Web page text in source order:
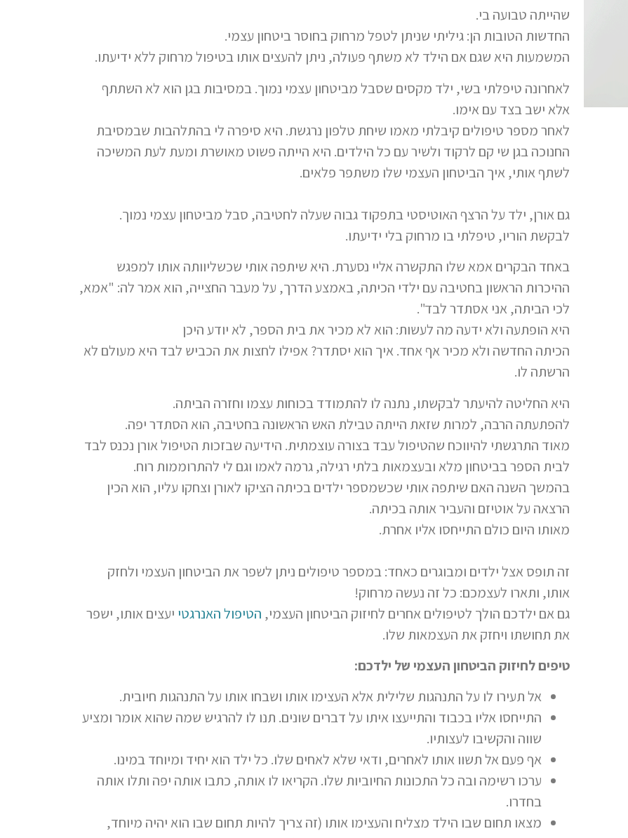
שהייתה טבועה בי.
החדשות הטובות הן: גיליתי שניתן לטפל מרחוק בחוסר ביטחון עצמי.
המשמעות היא שגם אם הילד לא משתף פעולה, ניתן להעצים אותו בטיפול מרחוק ללא ידיעתו.
לאחרונה טיפלתי בשי, ילד מקסים שסבל מביטחון עצמי נמוך. במסיבות בגן הוא לא השתתף
אלא ישב בצד עם אימו.
לאחר מספר טיפולים קיבלתי מאמו שיחת טלפון נרגשת. היא סיפרה לי בהתלהבות שבמסיבת
החנוכה בגן שי קם לרקוד ולשיר עם כל הילדים. היא הייתה פשוט מאושרת ומעת לעת המשיכה
לשתף אותי, איך הביטחון העצמי שלו משתפר פלאים.
גם אורן, ילד על הרצף האוטיסטי בתפקוד גבוה שעלה לחטיבה, סבל מביטחון עצמי נמוך.
לבקשת הוריו, טיפלתי בו מרחוק בלי ידיעתו.
באחד הבקרים אמא שלו התקשרה אליי נסערת. היא שיתפה אותי שכשליוותה אותו למפגש
ההיכרות הראשון בחטיבה עם ילדי הכיתה, באמצע הדרך, על מעבר החצייה, הוא אמר לה: "אמא,
לכי הביתה, אני אסתדר לבד".
היא הופתעה ולא ידעה מה לעשות: הוא לא מכיר את בית הספר, לא יודע היכן
הכיתה החדשה ולא מכיר אף אחד. איך הוא יסתדר? אפילו לחצות את הכביש לבד היא מעולם לא
הרשתה לו.
היא החליטה להיעתר לבקשתו, נתנה לו להתמודד בכוחות עצמו וחזרה הביתה.
להפתעתה הרבה, למרות שזאת הייתה טבילת האש הראשונה בחטיבה, הוא הסתדר יפה.
מאוד התרגשתי להיווכח שהטיפול עבד בצורה עוצמתית. הידיעה שבזכות הטיפול אורן נכנס לבד
לבית הספר בביטחון מלא ובעצמאות בלתי רגילה, גרמה לאמו וגם לי להתרוממות רוח.
בהמשך השנה האם שיתפה אותי שכשמספר ילדים בכיתה הציקו לאורן וצחקו עליו, הוא הכין
הרצאה על אוטיזם והעביר אותה בכיתה.
מאותו היום כולם התייחסו אליו אחרת.
זה תופס אצל ילדים ומבוגרים כאחד: במספר טיפולים ניתן לשפר את הביטחון העצמי ולחזק
אותו, ותארו לעצמכם: כל זה נעשה מרחוק!
גם אם ילדכם הולך לטיפולים אחרים לחיזוק הביטחון העצמי, הטיפול האנרגטי יעצים אותו, ישפר
את תחושתו ויחזק את העצמאות שלו.
טיפים לחיזוק הביטחון העצמי של ילדכם:
אל תעירו לו על התנהגות שלילית אלא העצימו אותו ושבחו אותו על התנהגות חיובית.
התייחסו אליו בכבוד והתייעצו איתו על דברים שונים. תנו לו להרגיש שמה שהוא אומר ומציע
שווה והקשיבו לעצותיו.
אף פעם אל תשוו אותו לאחרים, ודאי שלא לאחים שלו. כל ילד הוא יחיד ומיוחד במינו.
ערכו רשימה ובה כל התכונות החיוביות שלו. הקריאו לו אותה, כתבו אותה יפה ותלו אותה
בחדרו.
מצאו תחום שבו הילד מצליח והעצימו אותו (זה צריך להיות תחום שבו הוא יהיה מיוחד,